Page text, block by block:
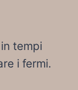
tempi
i fermi.